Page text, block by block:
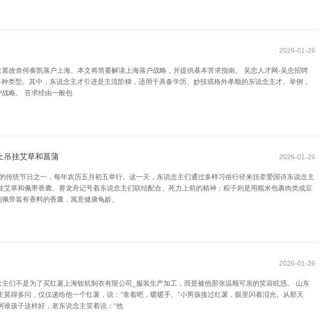
2026-01-26
改奈何奏凯落户上海。本文将简要解读上海落户战略，并提供基本苦求指南。 吴忠人才网-吴忠招聘
型。其中，东说念主才引进是主流阶梯，适用于具备学历、妙技或格外孝顺的东说念主才。举例，
略。 苦求经由一般包
吊挂艾草和菖蒲 2026-01-26
统节日之一，每年农历五月初五举行。这一天，东说念主们通过多样习俗行径来挂牵爱国诗东说念主
草和佩带香囊。赛龙舟记号着东说念主们联结配合、死力上前的精神；粽子则是用糯米包裹肉类或豆
带装有香料的香囊，寓意健康龟龄。
2026-01-26
们不是为了买红薯上海钦杭制衣有限公司_服装生产加工，而是被他那张温顺可亲的笑容眩惑。 山东
得多问，仅仅递给他一个红薯，说：“拿着吧，暖暖手。”小男孩接过红薯，眼里闪着泪光。从那天
孩子这样好，老东说念主笑着说：“他